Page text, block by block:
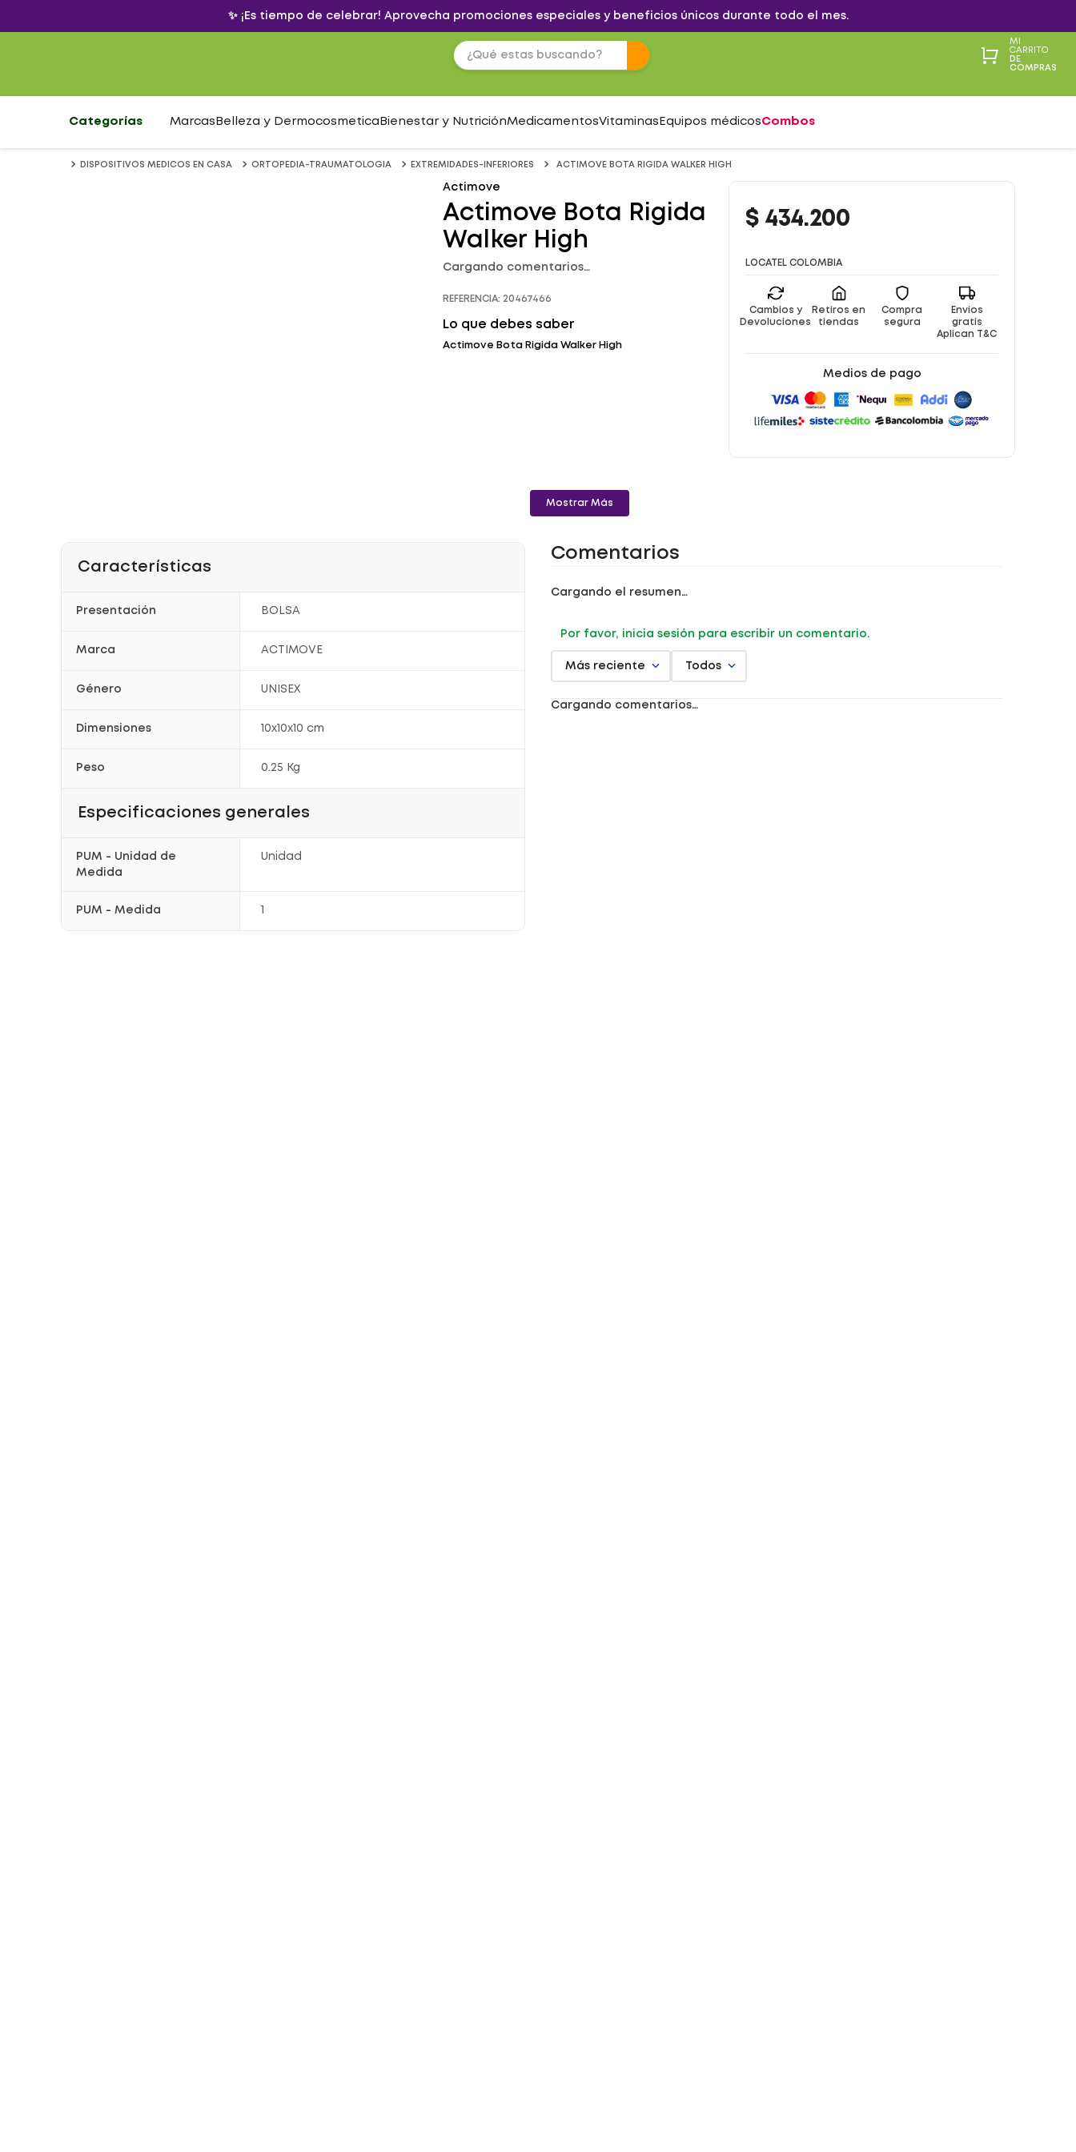
✨ ¡Es tiempo de celebrar! Aprovecha promociones especiales y beneficios únicos durante todo el mes.
MI
CARRITO
DE
COMPRAS
Categorías Marcas Belleza y Dermocosmetica Bienestar y NutriciónMedicamentosVitaminas Equipos médicosCombos
DISPOSITIVOS MEDICOS EN CASA ORTOPEDIA-TRAUMATOLOGIA EXTREMIDADES-INFERIORES ACTIMOVE BOTA RIGIDA WALKER HIGH
Actimove
Actimove Bota Rigida
Walker High
Cargando comentarios…
REFERENCIA: 20467466
Lo que debes saber
Actimove Bota Rigida Walker High
Mostrar Más
$ 434.200
LOCATEL COLOMBIA
Cambios y
Devoluciones
Retiros en
tiendas
Compra
segura
Envíos
gratis
Aplican T&C
Medios de pago
Características
Presentación BOLSA
Marca ACTIMOVE
Género UNISEX
Dimensiones 10x10x10 cm
Peso 0.25 Kg
Especificaciones generales
PUM - Unidad de
Medida
Unidad
PUM - Medida 1
Comentarios
Cargando el resumen…
Por favor, inicia sesión para escribir un comentario.
Más reciente Todos
Cargando comentarios…